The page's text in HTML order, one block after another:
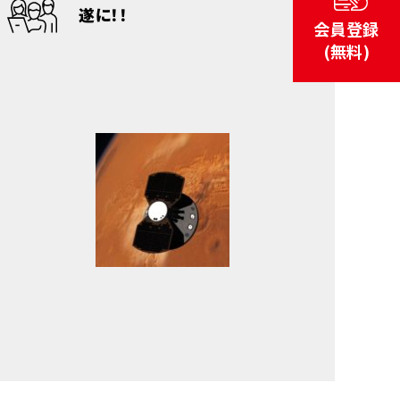
遂に！！
会員登録
(無料)